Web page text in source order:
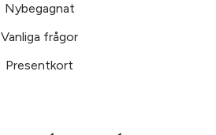
Nybegagnat
Vanliga frågor
Presentkort